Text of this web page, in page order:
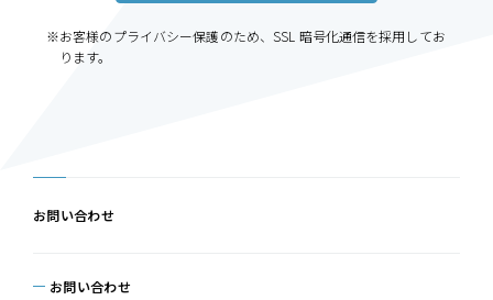
※お客様のプライバシー保護のため、SSL 暗号化通信を採用してお
ります。
お問い合わせ
お問い合わせ